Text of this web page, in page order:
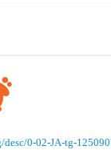
0-02-JA-tg-